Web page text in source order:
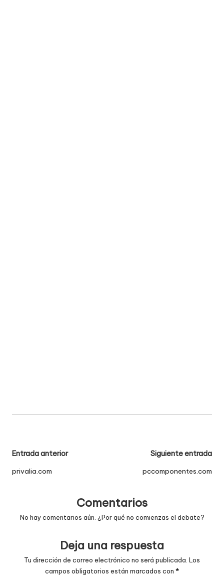
Navegación
de
Entrada anterior
privalia.com
Siguiente entrada
pccomponentes.com
Comentarios
No hay comentarios aún. ¿Por qué no comienzas el debate?
Deja una respuesta
Tu dirección de correo electrónico no será publicada. Los
campos obligatorios están marcados con *